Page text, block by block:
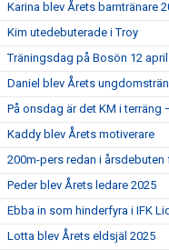
Karina blev Årets barntränare
Kim utedebuterade i Troy
Träningsdag på Bosön 12
Daniel blev Årets
På onsdag är det KM i terräng
Kaddy blev Årets motiverare
200m-pers redan i årsdebuten
Peder blev Årets ledare 2025
Ebba in som hinderfyra i IFK
Lotta blev Årets eldsjäl 2025